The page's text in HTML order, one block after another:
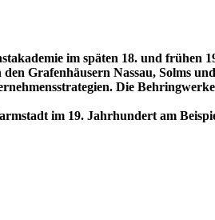
im späten 18. und frühen
Grafenhäusern Nassau, Solms
Die
im 19. Jahrhundert am